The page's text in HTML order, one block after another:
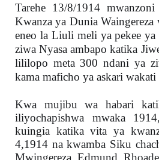
Tarehe 13/8/1914
Kwanza ya Dunia
eneo la Liuli meli ya pekee
ziwa Nyasa ambapo katika
lililopo meta 300 ndani ya
kama maficho ya askari
Kwa mujibu wa habari
iliyochapishwa mwaka
kuingia katika vita ya
4,1914 na kwamba Siku
Mwingereza Edmund